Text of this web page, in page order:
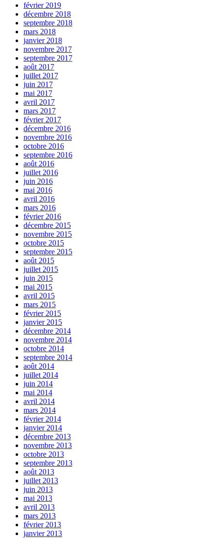
février 2019
décembre 2018
septembre 2018
mars 2018
janvier 2018
novembre 2017
septembre 2017
août 2017
juillet 2017
juin 2017
mai 2017
avril 2017
mars 2017
février 2017
décembre 2016
novembre 2016
octobre 2016
septembre 2016
août 2016
juillet 2016
juin 2016
mai 2016
avril 2016
mars 2016
février 2016
décembre 2015
novembre 2015
octobre 2015
septembre 2015
août 2015
juillet 2015
juin 2015
mai 2015
avril 2015
mars 2015
février 2015
janvier 2015
décembre 2014
novembre 2014
octobre 2014
septembre 2014
août 2014
juillet 2014
juin 2014
mai 2014
avril 2014
mars 2014
février 2014
janvier 2014
décembre 2013
novembre 2013
octobre 2013
septembre 2013
août 2013
juillet 2013
juin 2013
mai 2013
avril 2013
mars 2013
février 2013
janvier 2013